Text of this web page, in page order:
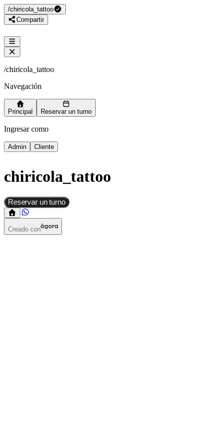
/chiricola_tattoo
Compartir
/chiricola_tattoo
Navegación
Principal Reservar un turno
Ingresar como
Admin Cliente
chiricola_tattoo
Reservar un turno
Creado con